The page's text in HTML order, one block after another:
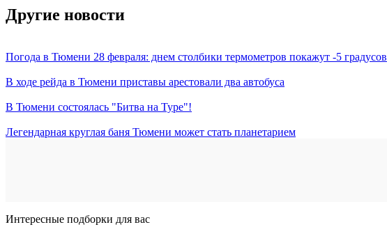
Другие новости
Погода в Тюмени 28 февраля: днем столбики термометров покажут -5 градусов
В ходе рейда в Тюмени приставы арестовали два автобуса
В Тюмени состоялась "Битва на Туре"!
Легендарная круглая баня Тюмени может стать планетарием
Интересные подборки для вас